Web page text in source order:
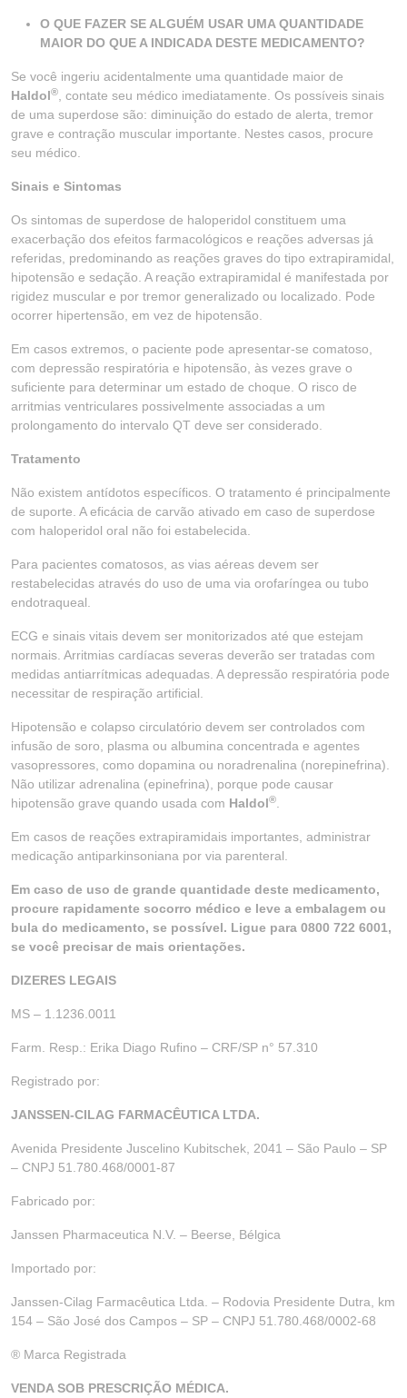
O QUE FAZER SE ALGUÉM USAR UMA QUANTIDADE
MAIOR DO QUE A INDICADA DESTE MEDICAMENTO?
Se você ingeriu acidentalmente uma quantidade maior de
Haldol®
, contate seu médico imediatamente. Os possíveis sinais
de uma superdose são: diminuição do estado de alerta, tremor
grave e contração muscular importante. Nestes casos, procure
seu médico.
Sinais e Sintomas
Os sintomas de superdose de haloperidol constituem uma
exacerbação dos efeitos farmacológicos e reações adversas já
referidas, predominando as reações graves do tipo extrapiramidal,
hipotensão e sedação. A reação extrapiramidal é manifestada por
rigidez muscular e por tremor generalizado ou localizado. Pode
ocorrer hipertensão, em vez de hipotensão.
Em casos extremos, o paciente pode apresentar-se comatoso,
com depressão respiratória e hipotensão, às vezes grave o
suficiente para determinar um estado de choque. O risco de
arritmias ventriculares possivelmente associadas a um
prolongamento do intervalo QT deve ser considerado.
Tratamento
Não existem antídotos específicos. O tratamento é principalmente
de suporte. A eficácia de carvão ativado em caso de superdose
com haloperidol oral não foi estabelecida.
Para pacientes comatosos, as vias aéreas devem ser
restabelecidas através do uso de uma via orofaríngea ou tubo
endotraqueal.
ECG e sinais vitais devem ser monitorizados até que estejam
normais. Arritmias cardíacas severas deverão ser tratadas com
medidas antiarrítmicas adequadas. A depressão respiratória pode
necessitar de respiração artificial.
Hipotensão e colapso circulatório devem ser controlados com
infusão de soro, plasma ou albumina concentrada e agentes
vasopressores, como dopamina ou noradrenalina (norepinefrina).
Não utilizar adrenalina (epinefrina), porque pode causar
hipotensão grave quando usada com Haldol®
Em casos de reações extrapiramidais importantes, administrar
medicação antiparkinsoniana por via parenteral.
Em caso de uso de grande quantidade deste medicamento,
procure rapidamente socorro médico e leve a embalagem ou
bula do medicamento, se possível. Ligue para 0800 722 6001,
se você precisar de mais orientações.
DIZERES LEGAIS
MS – 1.1236.0011
Farm. Resp.: Erika Diago Rufino – CRF/SP n° 57.310
Registrado por:
JANSSEN-CILAG FARMACÊUTICA LTDA.
Avenida Presidente Juscelino Kubitschek, 2041 – São Paulo – SP
– CNPJ 51.780.468/0001-87
Fabricado por:
Janssen Pharmaceutica N.V. – Beerse, Bélgica
Importado por:
Janssen-Cilag Farmacêutica Ltda. – Rodovia Presidente Dutra, km
154 – São José dos Campos – SP – CNPJ 51.780.468/0002-68
® Marca Registrada
VENDA SOB PRESCRIÇÃO MÉDICA.